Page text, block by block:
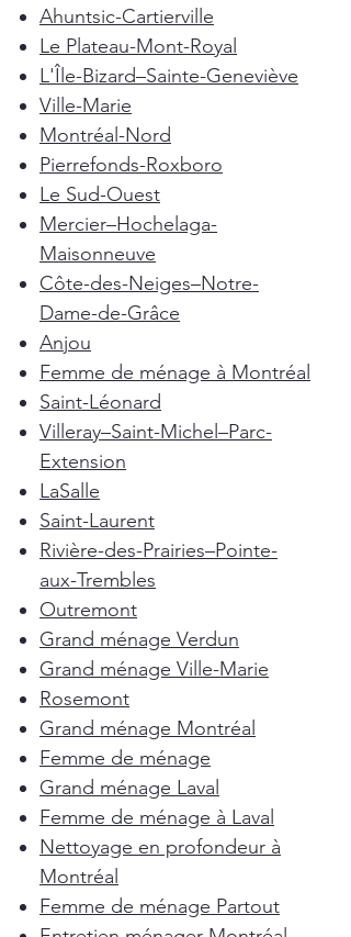
Ahuntsic-Cartierville
Le Plateau-Mont-Royal
L'Île-Bizard–Sainte-Geneviève
Ville-Marie
Montréal-Nord
Pierrefonds-Roxboro
Le Sud-Ouest
Mercier–Hochelaga-
Maisonneuve
Côte-des-Neiges–Notre-
Dame-de-Grâce
Anjou
Femme de ménage à Montréal
Saint-Léonard
Villeray–Saint-Michel–Parc-
Extension
LaSalle
Saint-Laurent
Rivière-des-Prairies–Pointe-
aux-Trembles
Outremont
Grand ménage Verdun
Grand ménage Ville-Marie
Rosemont
Grand ménage Montréal
Femme de ménage
Grand ménage Laval
Femme de ménage à Laval
Nettoyage en profondeur à
Montréal
Femme de ménage Partout